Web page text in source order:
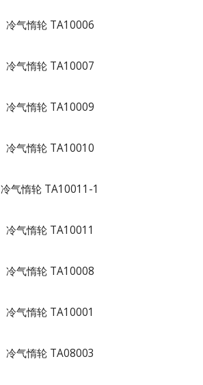
冷气惰轮 TA10006
冷气惰轮 TA10007
冷气惰轮 TA10009
冷气惰轮 TA10010
冷气惰轮 TA10011-1
冷气惰轮 TA10011
冷气惰轮 TA10008
冷气惰轮 TA10001
冷气惰轮 TA08003